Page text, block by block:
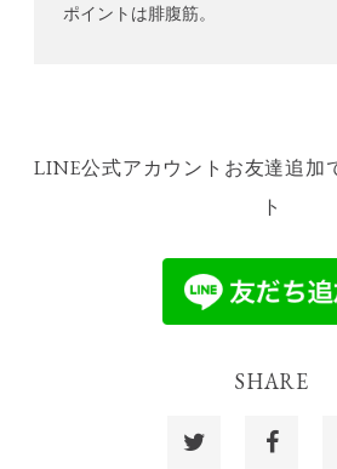
ポイントは腓腹筋。
LINE公式アカウントお友達追加
ト
SHARE